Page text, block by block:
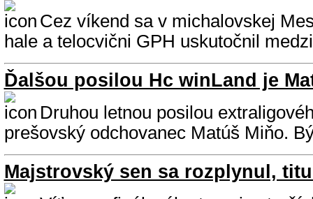
Cez víkend sa v michalovskej
hale a telocvični GPH uskutočnil
Ďalšou posilou Hc winLand je
Druhou letnou posilou
prešovský odchovanec Matúš Miňo.
Majstrovský sen sa rozplynul,